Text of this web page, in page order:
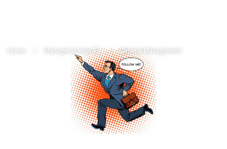
Home Managerial How To General Management